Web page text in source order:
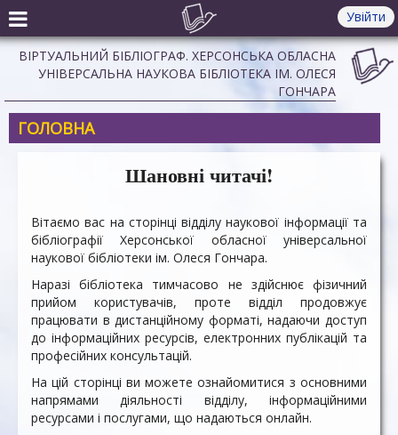
Увійти
ВІРТУАЛЬНИЙ БІБЛІОГРАФ. ХЕРСОНСЬКА ОБЛАСНА
УНІВЕРСАЛЬНА НАУКОВА БІБЛІОТЕКА ІМ. ОЛЕСЯ
ГОНЧАРА
ГОЛОВНА
Шановні читачі!
Вітаємо вас на сторінці відділу наукової інформації та
бібліографії Херсонської обласної універсальної
наукової бібліотеки ім. Олеся Гончара.
Наразі бібліотека тимчасово не здійснює фізичний
прийом користувачів, проте відділ продовжує
працювати в дистанційному форматі, надаючи доступ
до інформаційних ресурсів, електронних публікацій та
професійних консультацій.
На цій сторінці ви можете ознайомитися з основними
напрямами діяльності відділу, інформаційними
ресурсами і послугами, що надаються онлайн.